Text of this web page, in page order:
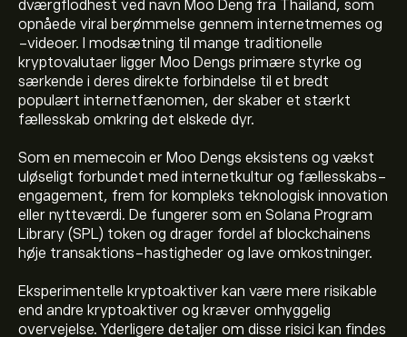
dværgflodhest ved navn Moo Deng fra Thailand, som
opnåede viral berømmelse gennem internetmemes og
-videoer. I modsætning til mange traditionelle
kryptovalutaer ligger Moo Dengs primære styrke og
særkende i deres direkte forbindelse til et bredt
populært internetfænomen, der skaber et stærkt
fællesskab omkring det elskede dyr.
Som en memecoin er Moo Dengs eksistens og vækst
uløseligt forbundet med internetkultur og fællesskabs-
engagement, frem for kompleks teknologisk innovation
eller nytteværdi. De fungerer som en Solana Program
Library (SPL) token og drager fordel af blockchainens
høje transaktions-hastigheder og lave omkostninger.
Eksperimentelle kryptoaktiver kan være mere risikable
end andre kryptoaktiver og kræver omhyggelig
overvejelse. Yderligere detaljer om disse risici kan findes
Den aktuelle pris på MOODENG er 0.03821‎$‎ USD
Markedsværdien af Moo Deng er 37.94M‎$‎ USD